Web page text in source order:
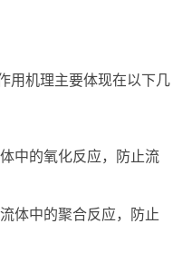
用机理主要体现在以下几
中的氧化反应，防止流
体中的聚合反应，防止